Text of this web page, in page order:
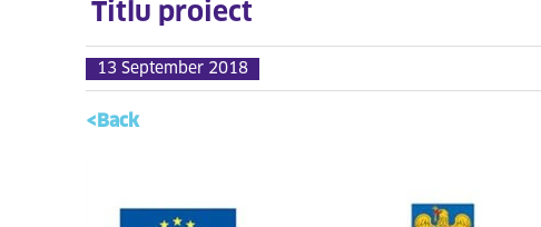
Titlu proiect
13 September 2018
<Back